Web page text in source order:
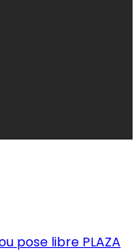
pose libre PLAZA